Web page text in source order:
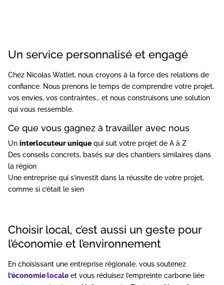
Un service personnalisé et engagé
Chez Nicolas Watlet, nous croyons à la force des relations de
confiance. Nous prenons le temps de comprendre votre projet,
vos envies, vos contraintes… et nous construisons une solution
qui vous ressemble.
Ce que vous gagnez à travailler avec nous
Un interlocuteur uniquequi suit votre projet de A à Z
Des conseils concrets, basés sur des chantiers similaires dans
la région
Une entreprise qui s’investit dans la réussite de votre projet,
comme si c’était le sien
Choisir local, c’est aussi un geste pour
l’économie et l’environnement
En choisissant une entreprise régionale, vous soutenez
l’économie localeet vous réduisez l’empreinte carbone liée